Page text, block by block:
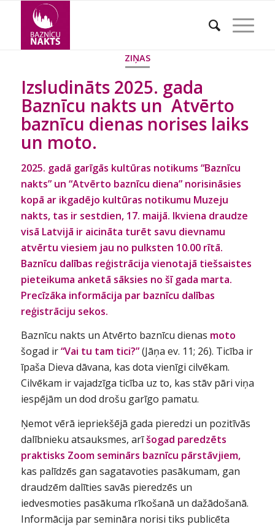
ZIŅAS
Izsludināts 2025. gada
Baznīcu nakts unAtvērto
baznīcu dienas norises laiks
un moto.
2025. gadā garīgās kultūras notikums “Baznīcu
nakts” un “Atvērto baznīcu diena” norisināsies
kopā ar ikgadējo kultūras notikumu Muzeju
nakts, tas ir sestdien, 17. maijā. Ikviena draudze
visā Latvijā ir aicināta turēt savu dievnamu
atvērtu viesiem jau no pulksten 10.00 rītā.
Baznīcu dalības reģistrācija vienotajā tiešsaistes
pieteikuma anketā sāksies no šī gada marta.
Precīzāka informācija par baznīcu dalības
reģistrāciju sekos.
Baznīcu nakts un Atvērto baznīcu dienas moto
šogad ir“Vai tu tam tici?”(Jāņa ev. 11; 26). Ticība ir
īpaša Dieva dāvana, kas dota vienīgi cilvēkam.
Cilvēkam ir vajadzīga ticība uz to, kas stāv pāri viņa
iespējām un dod drošu garīgo pamatu.
Ņemot vērā iepriekšējā gada pieredzi un pozitīvās
dalībnieku atsauksmes, arīšogad paredzēts
praktisks Zoomseminārs baznīcu pārstāvjiem,
kas palīdzēs gan sagatavoties pasākumam, gan
draudzēm dalīties savās pieredzēs un
iedvesmoties pasākuma rīkošanā un dažādošanā.
Informācija par semināra norisi tiks publicēta